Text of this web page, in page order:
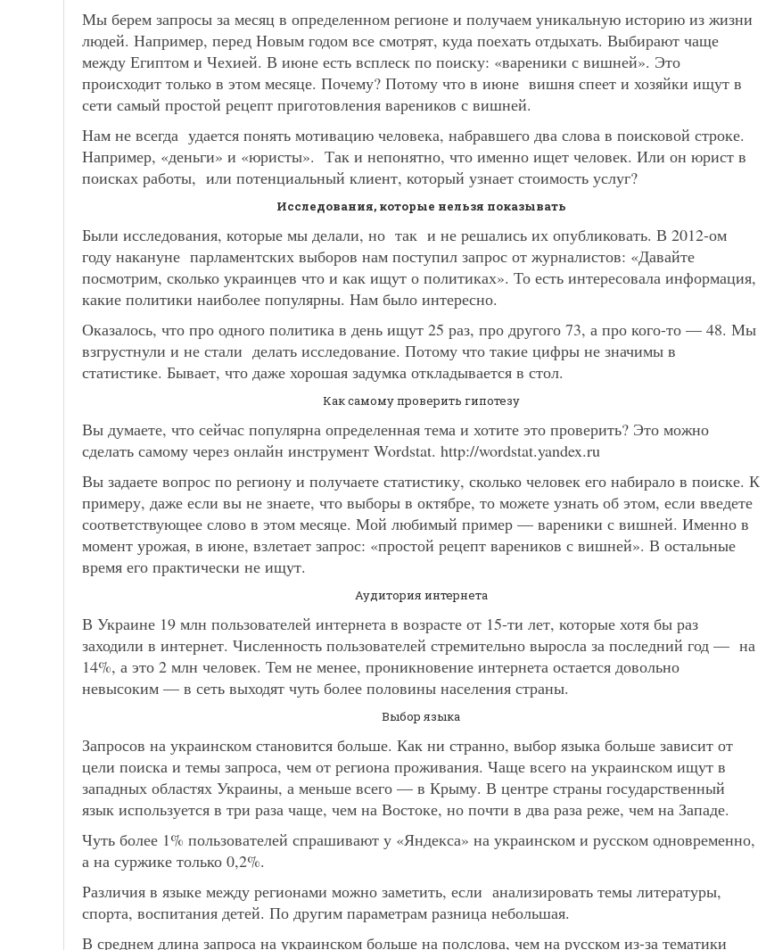
Мы берем запросы за месяц в определенном регионе и получаем уникальную историю из жизни
людей. Например, перед Новым годом все смотрят, куда поехать отдыхать. Выбирают чаще
между Египтом и Чехией. В июне есть всплеск по поиску: «вареники с вишней». Это
происходит только в этом месяце. Почему? Потому что в июне вишня спеет и хозяйки ищут в
сети самый простой рецепт приготовления вареников с вишней.
Нам не всегда удается понять мотивацию человека, набравшего два слова в поисковой строке.
Например, «деньги» и «юристы». Так и непонятно, что именно ищет человек. Или он юрист в
поисках работы, или потенциальный клиент, который узнает стоимость услуг?
Исследования, которые нельзя показывать
Были исследования, которые мы делали, но так и не решались их опубликовать. В 2012-ом
году накануне парламентских выборов нам поступил запрос от журналистов: «Давайте
посмотрим, сколько украинцев что и как ищут о политиках». То есть интересовала информация,
какие политики наиболее популярны. Нам было интересно.
Оказалось, что про одного политика в день ищут 25 раз, про другого 73, а про кого-то — 48. Мы
взгрустнули и не стали делать исследование. Потому что такие цифры не значимы в
статистике. Бывает, что даже хорошая задумка откладывается в стол.
Как самому проверить гипотезу
Вы думаете, что сейчас популярна определенная тема и хотите это проверить? Это можно
сделать самому через онлайн инструмент Wordstat. http://wordstat.yandex.ru
Вы задаете вопрос по региону и получаете статистику, сколько человек его набирало в поиске. К
примеру, даже если вы не знаете, что выборы в октябре, то можете узнать об этом, если введете
соответствующее слово в этом месяце. Мой любимый пример — вареники с вишней. Именно в
момент урожая, в июне, взлетает запрос: «простой рецепт вареников с вишней». В остальные
время его практически не ищут.
Аудитория интернета
В Украине 19 млн пользователей интернета в возрасте от 15-ти лет, которые хотя бы раз
заходили в интернет. Численность пользователей стремительно выросла за последний год — на
14%, а это 2 млн человек. Тем не менее, проникновение интернета остается довольно
невысоким — в сеть выходят чуть более половины населения страны.
Выбор языка
Запросов на украинском становится больше. Как ни странно, выбор языка больше зависит от
цели поиска и темы запроса, чем от региона проживания. Чаще всего на украинском ищут в
западных областях Украины, а меньше всего — в Крыму. В центре страны государственный
язык используется в три раза чаще, чем на Востоке, но почти в два раза реже, чем на Западе.
Чуть более 1% пользователей спрашивают у «Яндекса» на украинском и русском одновременно,
а на суржике только 0,2%.
Различия в языке между регионами можно заметить, если анализировать темы литературы,
спорта, воспитания детей. По другим параметрам разница небольшая.
В среднем длина запроса на украинском больше на полслова, чем на русском из-за тематики